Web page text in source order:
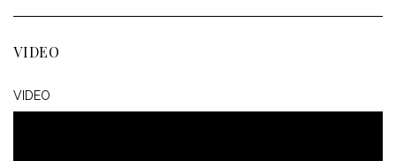
VIDEO
VIDEO